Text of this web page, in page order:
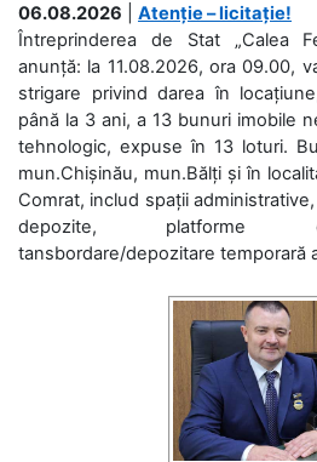
06.08.2026
Atenție – licitație!
Întreprinderea de Stat „Calea
anunță: la 11.08.2026, ora 09.00,
strigare privind darea în
până la 3 ani, a 13 bunuri imobile
tehnologic, expuse în 13 loturi.
mun.Chișinău, mun.Bălți și în
Comrat, includ spații
depozite, platforme
tansbordare/depozitare temporară